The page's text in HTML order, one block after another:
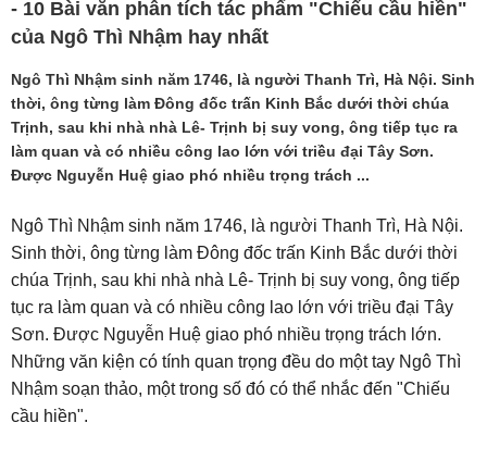
- 10 Bài văn phân tích tác phẩm "Chiếu cầu hiền"
của Ngô Thì Nhậm hay nhất
Ngô Thì Nhậm sinh năm 1746, là người Thanh Trì, Hà Nội. Sinh
thời, ông từng làm Đông đốc trấn Kinh Bắc dưới thời chúa
Trịnh, sau khi nhà nhà Lê- Trịnh bị suy vong, ông tiếp tục ra
làm quan và có nhiều công lao lớn với triều đại Tây Sơn.
Được Nguyễn Huệ giao phó nhiều trọng trách ...
Ngô Thì Nhậm sinh năm 1746, là người Thanh Trì, Hà Nội.
Sinh thời, ông từng làm Đông đốc trấn Kinh Bắc dưới thời
chúa Trịnh, sau khi nhà nhà Lê- Trịnh bị suy vong, ông tiếp
tục ra làm quan và có nhiều công lao lớn với triều đại Tây
Sơn. Được Nguyễn Huệ giao phó nhiều trọng trách lớn.
Những văn kiện có tính quan trọng đều do một tay Ngô Thì
Nhậm soạn thảo, một trong số đó có thể nhắc đến "Chiếu
cầu hiền".